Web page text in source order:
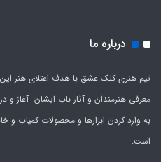
درباره ما
معرفی هنرمندان و آثار ناب ایشان آغاز و در
به وارد کردن ابزارها و محصولات کمیاب و
است.